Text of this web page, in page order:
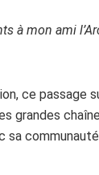
à mon ami
ce passage
grandes
sa